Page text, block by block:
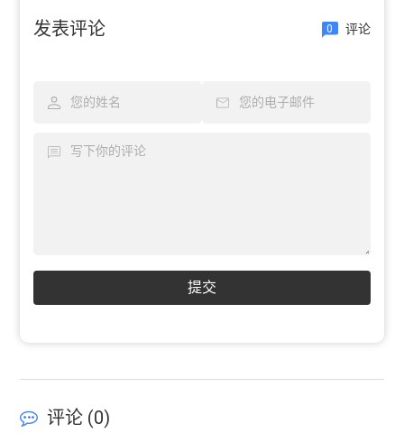
发表评论 0 评论
提交
评论 (0)